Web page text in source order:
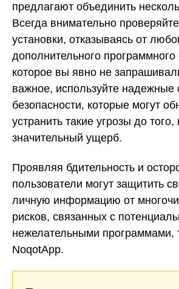
предлагают объединить
Всегда внимательно
установки, отказываясь от
дополнительного программного
которое вы явно не
важное, используйте надежные
безопасности, которые могут
устранить такие угрозы до того,
значительный ущерб.
Проявляя бдительность и
пользователи могут защитить
личную информацию от
рисков, связанных с
нежелательными программами,
NoqotApp.